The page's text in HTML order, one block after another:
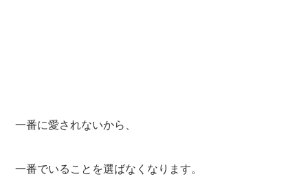
一番に愛されないから、
一番でいることを選ばなくなります。